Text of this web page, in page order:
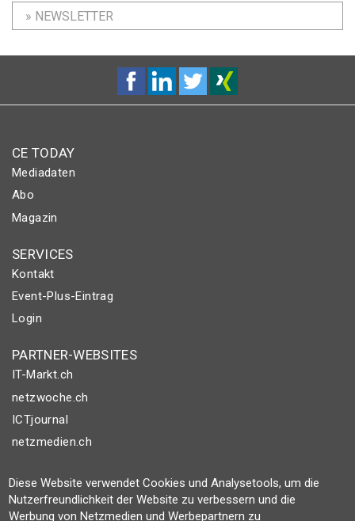
» NEWSLETTER
CE TODAY
Mediadaten
Abo
Magazin
SERVICES
Kontakt
Event-Plus-Eintrag
Login
PARTNER-WEBSITES
IT-Markt.ch
netzwoche.ch
ICTjournal
netzmedien.ch
© NETZMEDIEN AG 2026
Impressum
Diese Website verwendet Cookies und Analysetools, um die
Nutzerfreundlichkeit der Website zu verbessern und die
Werbung von Netzmedien und Werbepartnern zu